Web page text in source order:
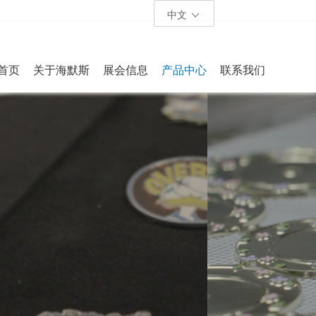
中文
页 关于海默斯 展会信息 产品中心 联系我们